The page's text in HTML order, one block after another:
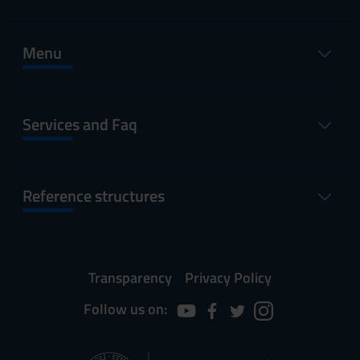
Menu
Services and Faq
Reference structures
Transparency
Privacy Policy
Follow us on: